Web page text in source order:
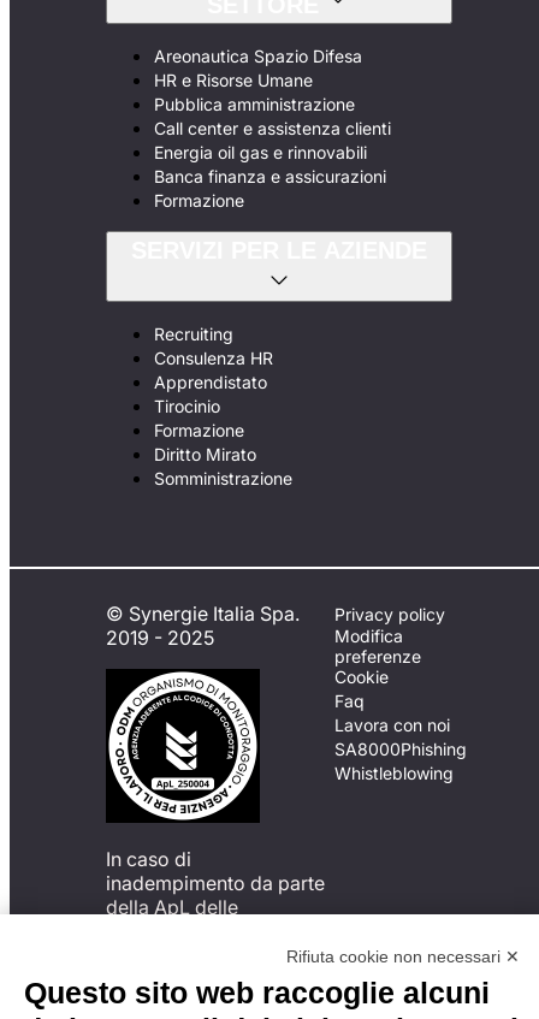
Areonautica Spazio Difesa
HR e Risorse Umane
Pubblica amministrazione
Call center e assistenza clienti
Energia oil gas e rinnovabili
Banca finanza e assicurazioni
Formazione
Recruiting
Consulenza HR
Apprendistato
Tirocinio
Formazione
Diritto Mirato
Somministrazione
© Synergie Italia Spa.
2019 - 2025
In caso di
inadempimento da parte
della ApL delle
del Codice di Condotta, è
possibile presentare un
reclamo
Privacy policy
Modifica
preferenze
Cookie
Faq
Lavora con noi
SA8000Phishing
Whistleblowing
Rifiuta cookie non necessari ✕
Questo sito web raccoglie alcuni